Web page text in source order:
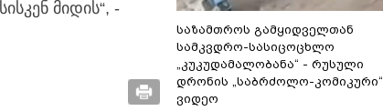
მიდის“, -
საზამთროს გამყიდველთან
სამკვდრო-სასიცოცხლო
„კუკუდამალობანა“ - რუსული
დრონის „საბრძოლო-კომიკური“
ვიდეო